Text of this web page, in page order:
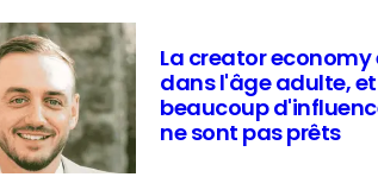
La creator economy
dans l'âge adulte, et
beaucoup
ne sont pas prêts